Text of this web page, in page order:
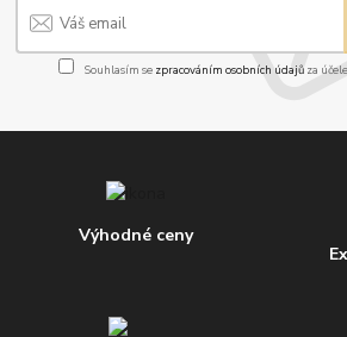
Souhlasím se zpracováním osobních údajůza
Výhodné ceny